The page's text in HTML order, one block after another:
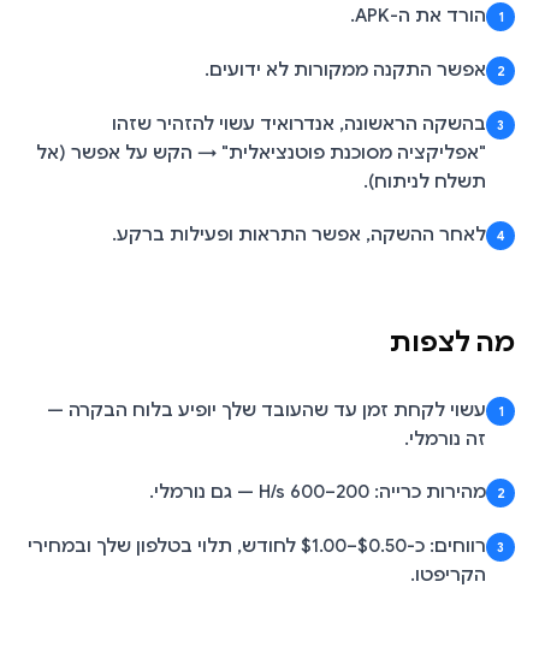
1 הורד את ה-APK.
2 אפשר התקנה ממקורות לא ידועים.
3
בהשקה הראשונה, אנדרואיד עשוי להזהיר שזהו
"אפליקציה מסוכנת פוטנציאלית" → הקש על אפשר (אל
תשלח לניתוח).
4 לאחר ההשקה, אפשר התראות ופעילות ברקע.
מה לצפות
1
עשוי לקחת זמן עד שהעובד שלך יופיע בלוח הבקרה —
זה נורמלי.
2 מהירות כרייה: 200–600 H/s — גם נורמלי.
3
רווחים: כ-$0.50–$1.00 לחודש, תלוי בטלפון שלך ובמחירי
הקריפטו.